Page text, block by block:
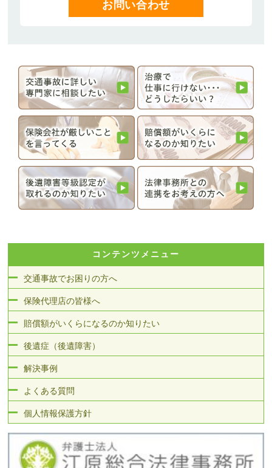
お問い合わせ
コンテンツメニュー
交通事故でお困りの方へ
保険代理店の皆様へ
賠償額がいくらになるのか知りたい
後遺症（後遺障害）
解決事例
よくある質問
個人情報保護方針